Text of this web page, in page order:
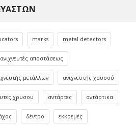
marks metal detectors
ανιχνευτές αποστάσεως
μετάλλων ανιχνευτής χρυσού
χρυσου αντάρτες αντάρτικα
δέντρο εκκρεμές